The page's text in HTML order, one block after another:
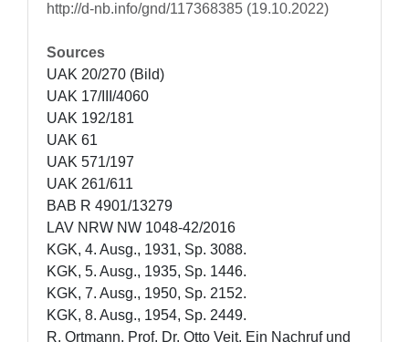
http://d-nb.info/gnd/117368385 (19.10.2022)
Sources
UAK 20/270 (Bild)
UAK 17/III/4060
UAK 192/181
UAK 61
UAK 571/197
UAK 261/611
BAB R 4901/13279
LAV NRW NW 1048-42/2016
KGK, 4. Ausg., 1931, Sp. 3088.
KGK, 5. Ausg., 1935, Sp. 1446.
KGK, 7. Ausg., 1950, Sp. 2152.
KGK, 8. Ausg., 1954, Sp. 2449.
R. Ortmann, Prof. Dr. Otto Veit. Ein Nachruf und